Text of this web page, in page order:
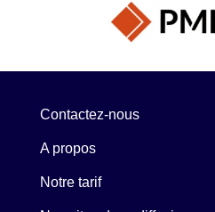
Contactez-nous
A propos
Notre tarif